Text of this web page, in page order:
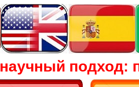
научный подход: